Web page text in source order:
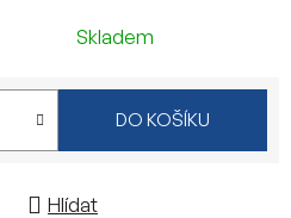
Skladem
DO KOŠÍKU
Hlídat